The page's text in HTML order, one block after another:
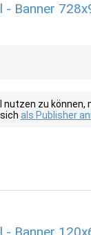
- Banner
zu können,
als Publisher